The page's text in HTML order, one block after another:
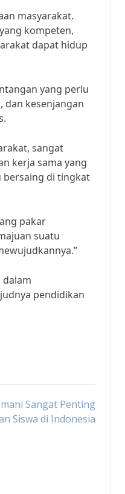
masyarakat.
kompeten,
dapat hidup
yang perlu
dan kesenjangan
sangat
kerja sama yang
bersaing di tingkat
pakar
suatu
pendidikan
Sangat Penting
Siswa di Indonesia